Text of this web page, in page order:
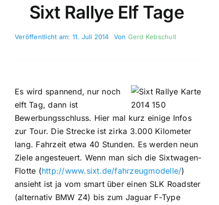
Sixt Rallye Elf Tage
Veröffentlicht am: 11. Juli 2014 Von Gerd Kebschull
Es wird spannend, nur noch
elft Tag, dann ist
Bewerbungsschluss. Hier mal kurz einige Infos
zur Tour. Die Strecke ist zirka 3.000 Kilometer
lang. Fahrzeit etwa 40 Stunden. Es werden neun
Ziele angesteuert. Wenn man sich die Sixtwagen-
Flotte (http://www.sixt.de/fahrzeugmodelle/)
ansieht ist ja vom smart über einen SLK Roadster
(alternativ BMW Z4) bis zum Jaguar F-Type